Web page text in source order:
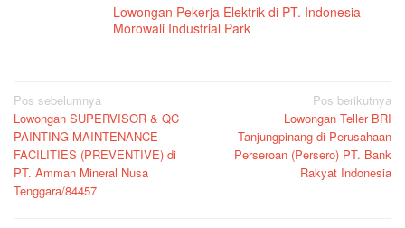
Lowongan Pekerja Elektrik di PT. Indonesia
Morowali Industrial Park
Navigasi
pos
Pos sebelumnya
Lowongan SUPERVISOR & QC
PAINTING MAINTENANCE
FACILITIES (PREVENTIVE) di
PT. Amman Mineral Nusa
Tenggara/84457
Pos berikutnya
Lowongan Teller BRI
Tanjungpinang di Perusahaan
Perseroan (Persero) PT. Bank
Rakyat Indonesia